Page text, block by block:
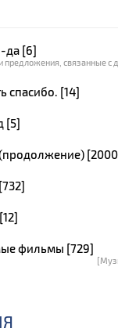
да [6]
предложения, связанные с
спасибо. [14]
[5]
фильмы [729]